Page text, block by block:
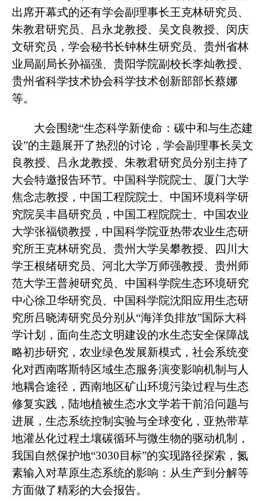
出席开幕式的还有学会副理事长王克林研究员、
朱教君研究员、吕永龙教授、吴文良教授、闵庆
文研究员，学会秘书长钟林生研究员、贵州省林
业局副局长孙福强、贵阳学院副校长李灿教授、
贵州省科学技术协会科学技术创新部部长蔡娜
等。
大会围绕“生态科学新使命：碳中和与生态建
设”的主题展开了热烈的讨论，学会副理事长吴文
良教授、吕永龙教授、朱教君研究员分别主持了
大会特邀报告环节。中国科学院院士、厦门大学
焦念志教授，中国工程院院士、中国环境科学研
究院吴丰昌研究员，中国工程院院士、中国农业
大学张福锁教授，中国科学院亚热带农业生态研
究所王克林研究员、贵州大学吴攀教授、四川大
学王根绪研究员、河北大学万师强教授、贵州师
范大学王普昶研究员、中国科学院生态环境研究
中心徐卫华研究员、中国科学院沈阳应用生态研
究所吕晓涛研究员分别从“海洋负排放”国际大科
学计划，面向生态文明建设的水生态安全保障战
略初步研究，农业绿色发展新模式，社会系统变
化对西南喀斯特区域生态服务演变影响机制与人
地耦合途径，西南地区矿山环境污染过程与生态
修复实践，陆地植被生态水文学若干前沿问题与
进展，生态系统控制实验与全球变化，亚热带草
地灌丛化过程土壤碳循环与微生物的驱动机制，
我国自然保护地“3030目标”的实现路径探索，氮
素输入对草原生态系统的影响：从生产到分解等
方面做了精彩的大会报告。